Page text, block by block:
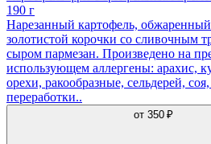
190 г
Нарезанный картофель,
золотистой корочки со сливочным
сыром пармезан. Произведено на
использующем аллергены: арахис,
орехи, ракообразные, сельдерей,
переработки..
от 350 ₽